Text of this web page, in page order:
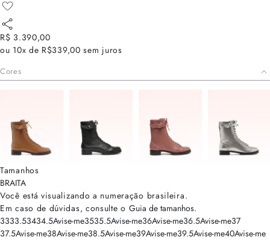
R$ 3.390,00
ou 10x de R$339,00 sem juros
Cores
Tamanhos
BRAITA
Você está visualizando a numeração brasileira.
Em caso de dúvidas, consulte o Guia de tamanhos.
3333.53434.5Avise-me3535.5Avise-me36Avise-me36.5Avise-me37
37.5Avise-me38Avise-me38.5Avise-me39Avise-me39.5Avise-me40Avise-me